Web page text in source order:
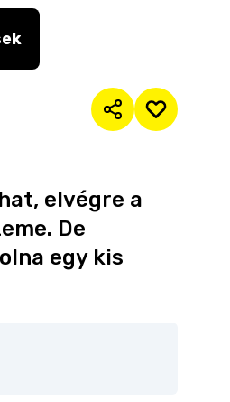
elvégre a
De
egy kis